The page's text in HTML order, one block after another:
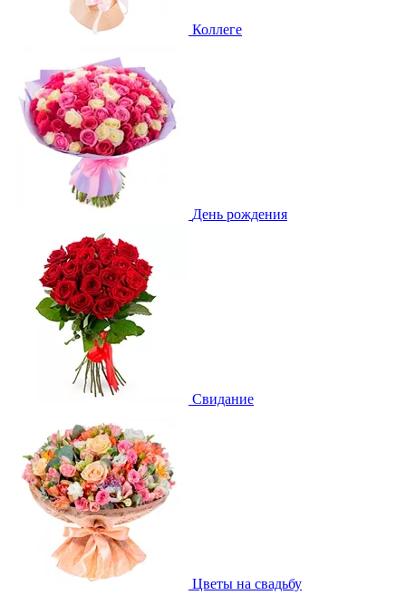
Коллеге
День рождения
Свидание
Цветы на свадьбу